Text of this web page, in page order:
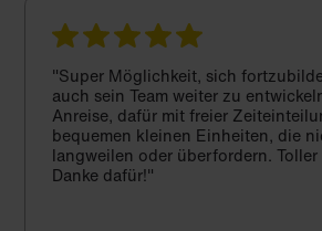
"Super Möglichkeit, sich
auch sein Team weiter zu
Anreise, dafür mit freier
bequemen kleinen Einheiten, die
langweilen oder überfordern.
Danke dafür!"